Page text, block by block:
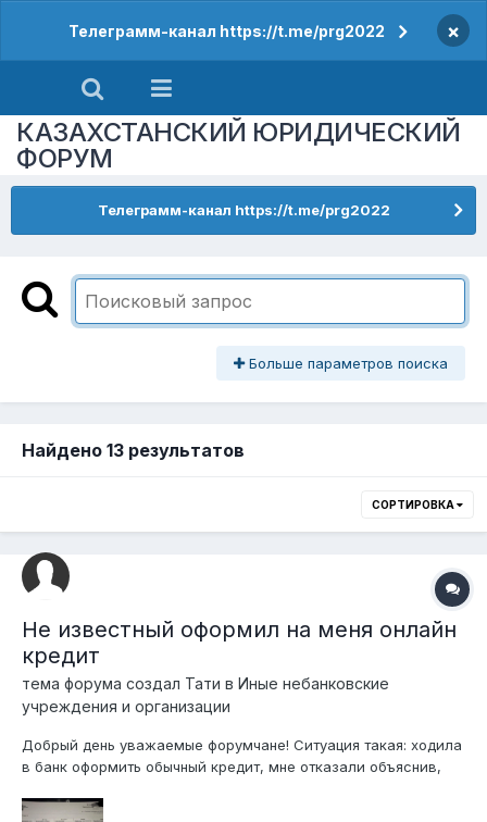
Телеграмм-канал https://t.me/prg2022 ×
КАЗАХСТАНСКИЙ ЮРИДИЧЕСКИЙ
ФОРУМ
Телеграмм-канал https://t.me/prg2022
Больше параметров поиска
Найдено 13 результатов
СОРТИРОВКА
Не известный оформил на меня онлайн
кредит
тема форума создал Тати в Иные небанковские
учреждения и организации
Добрый день уважаемые форумчане! Ситуация такая: ходила
в банк оформить обычный кредит, мне отказали объяснив,
октября, на сумму 25 000тг, сейчас долго с просрочкой